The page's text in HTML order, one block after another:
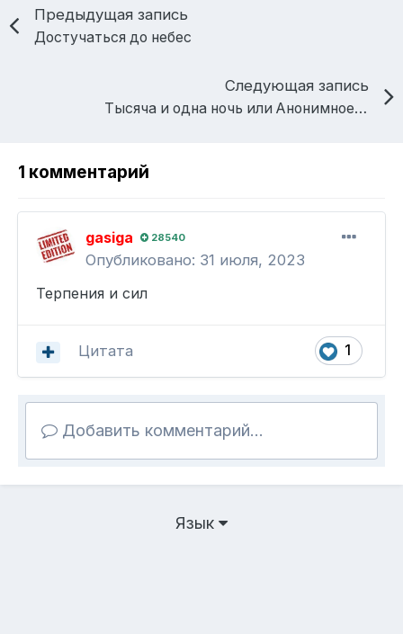
Предыдущая запись
Достучаться до небес
Следующая запись
Тысяча и одна ночь или Анонимное собрание алкоголиков
1 комментарий
gasiga 28540
Опубликовано: 31 июля, 2023
Терпения и сил
1
Цитата
Добавить комментарий...
Язык